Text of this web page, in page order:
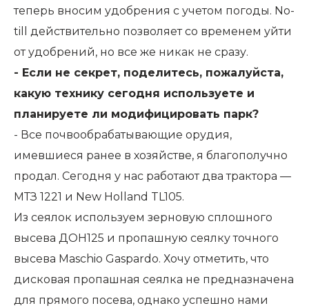
теперь вносим удобрения с учетом погоды. No-
till действительно позволяет со временем уйти
от удобрений, но все же никак не сразу.
- Если не секрет, поделитесь, пожалуйста,
какую технику сегодня используете и
планируете ли модифицировать парк?
- Все почвообрабатывающие орудия,
имевшиеся ранее в хозяйстве, я благополучно
продал. Сегодня у нас работают два трактора —
МТЗ 1221 и New Holland TL105.
Из сеялок используем зерновую сплошного
высева ДОН125 и пропашную сеялку точного
высева Maschio Gaspardo. Хочу отметить, что
дисковая пропашная сеялка не предназначена
для прямого посева, однако успешно нами